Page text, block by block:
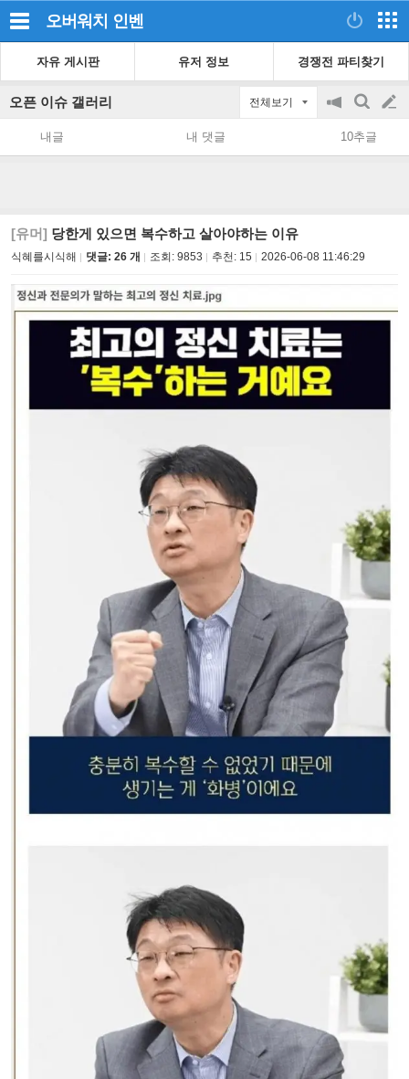
오버워치 인벤
자유 게시판 유저 정보 경쟁전 파티찾기
오픈 이슈 갤러리 전체보기
공
지
on/off
검
색
글
쓰
내글 내 댓글 10추글
[유머] 당한게 있으면 복수하고 살아야하는 이유
식혜를시식해 댓글: 26 개 조회: 9853 추천: 15 2026-06-08 11:46:29